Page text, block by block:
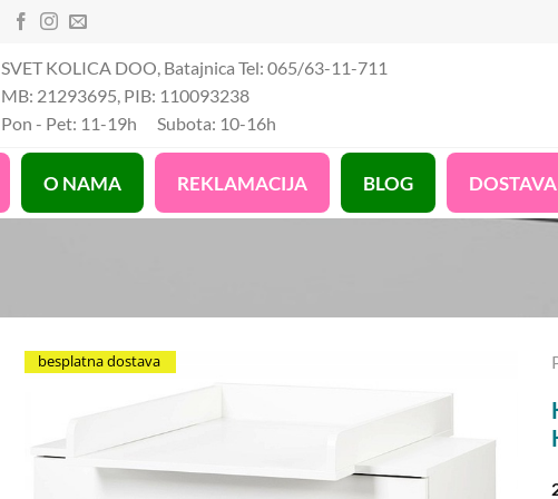
SVET KOLICA DOO, Batajnica Tel: 065/63-11-711
MB: 21293695, PIB: 110093238
Pon - Pet: 11-19h Subota: 10-16h
O NAMA REKLAMACIJA BLOG DOSTAVA
besplatna dostava